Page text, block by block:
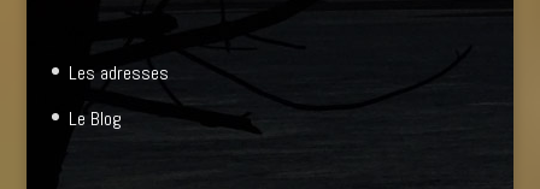
Les adresses
Le Blog